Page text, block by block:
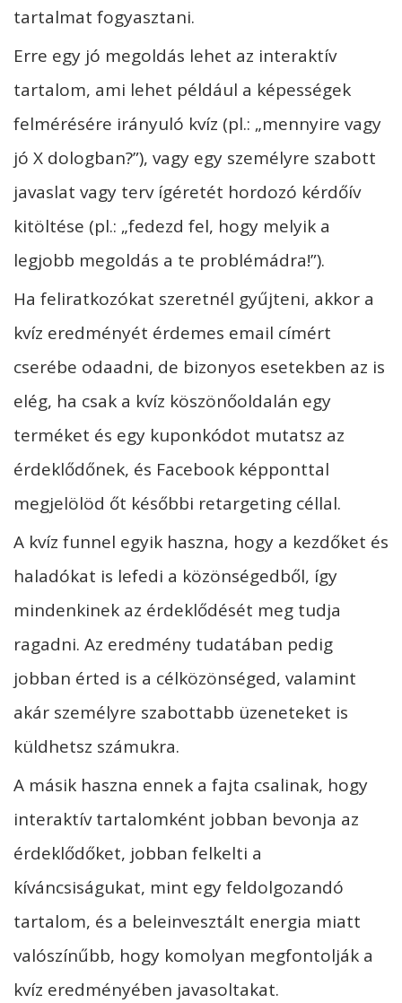
tartalmat fogyasztani.
Erre egy jó megoldás lehet az interaktív
tartalom, ami lehet például a képességek
felmérésére irányuló kvíz (pl.: „mennyire vagy
jó X dologban?”), vagy egy személyre szabott
javaslat vagy terv ígéretét hordozó kérdőív
kitöltése (pl.: „fedezd fel, hogy melyik a
legjobb megoldás a te problémádra!”).
Ha feliratkozókat szeretnél gyűjteni, akkor a
kvíz eredményét érdemes email címért
cserébe odaadni, de bizonyos esetekben az is
elég, ha csak a kvíz köszönőoldalán egy
terméket és egy kuponkódot mutatsz az
érdeklődőnek, és Facebook képponttal
megjelölöd őt későbbi retargeting céllal.
A kvíz funnel egyik haszna, hogy a kezdőket és
haladókat is lefedi a közönségedből, így
mindenkinek az érdeklődését meg tudja
ragadni. Az eredmény tudatában pedig
jobban érted is a célközönséged, valamint
akár személyre szabottabb üzeneteket is
küldhetsz számukra.
A másik haszna ennek a fajta csalinak, hogy
interaktív tartalomként jobban bevonja az
érdeklődőket, jobban felkelti a
kíváncsiságukat, mint egy feldolgozandó
tartalom, és a beleinvesztált energia miatt
valószínűbb, hogy komolyan megfontolják a
kvíz eredményében javasoltakat.